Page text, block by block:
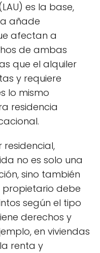
es la base,
añade
afectan a
de ambas
que el alquiler
y requiere
lo mismo
residencia
residencial,
no es solo una
sino también
propietario debe
según el tipo
derechos y
en viviendas
renta y